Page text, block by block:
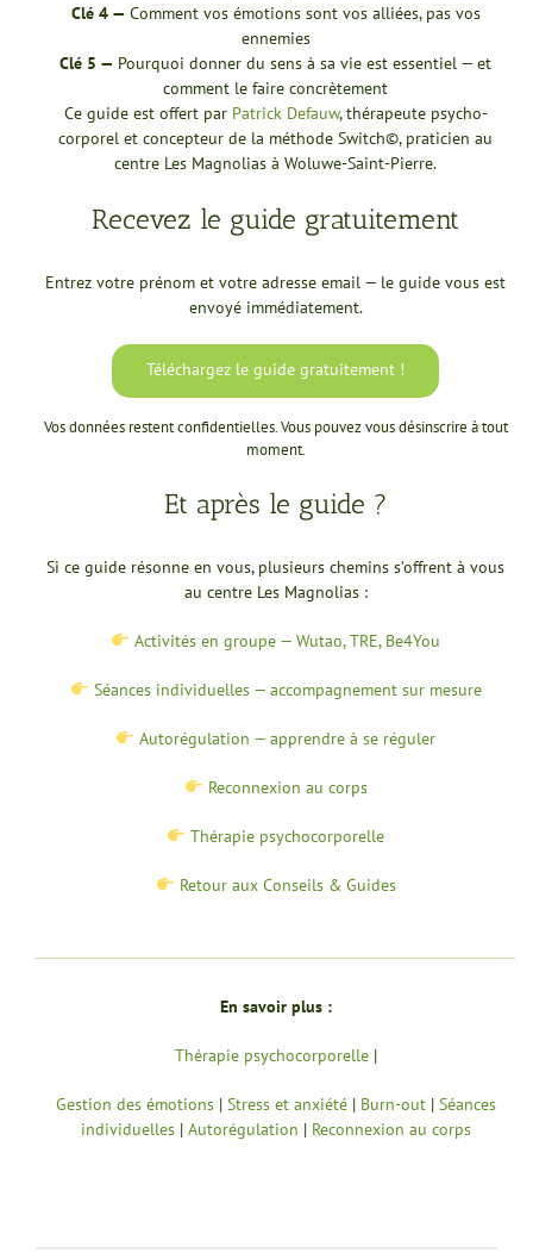
Clé 4 — Comment vos émotions sont vos alliées, pas vos
ennemies
Clé 5 — Pourquoi donner du sens à sa vie est essentiel — et
comment le faire concrètement
Ce guide est offert par Patrick Defauw, thérapeute psycho-
corporel et concepteur de la méthode Switch©, praticien au
centre Les Magnolias à Woluwe-Saint-Pierre.
Recevez le guide gratuitement
Entrez votre prénom et votre adresse email — le guide vous est
envoyé immédiatement.
Téléchargez le guide gratuitement !
Vos données restent confidentielles. Vous pouvez vous désinscrire à tout
moment.
Et après le guide ?
Si ce guide résonne en vous, plusieurs chemins s’offrent à vous
au centre Les Magnolias :
Activités en groupe — Wutao, TRE, Be4You
Séances individuelles — accompagnement sur mesure
Autorégulation — apprendre à se réguler
Reconnexion au corps
Thérapie psychocorporelle
Retour aux Conseils & Guides
En savoir plus :
Thérapie psychocorporelle|
Gestion des émotions| Stress et anxiété| Burn-out| Séances
individuelles| Autorégulation | Reconnexion au corps